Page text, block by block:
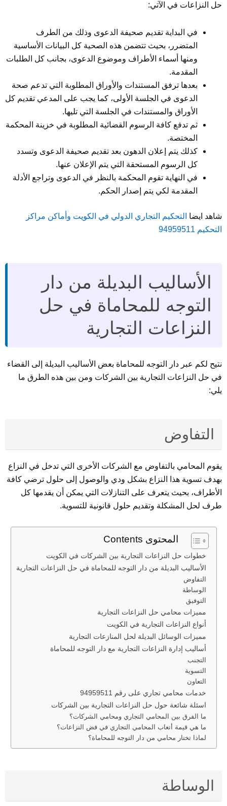
حل النزاعات في الآتي:
في البداية تقديم صحيفة الدعوى وذلك من الطرف
المتضرر، بحيث تتضمن هذه الصحية كل البيانات الأساسية
ومنها أسماء الأطراف وموضوع الدعوى، بجانب كل الطلبات
المقدمة.
بعدها ترفق المستندات والأوراق المطلوبة التي تدعم صحة
الدعوى في الجلسة الأولى، كما يجب على المدعي تقديم كل
الأوراق والمستندات في الجلسة التي تليها.
ثم تدفع كافة الرسوم القضائية المطلوبة في خزينة المحكمة
المختصة.
كذلك يتم إعلان الدهون بعد تقديم صحيفة الدعوى وتسدد
كل الرسوم المستحقة التي يتم الإعلان عنها.
في النهاية تقوم المحكمة بالنظر في الدعوى وتراجع الأدلة
المقدمة لكي يتم إصدار الحكم.
شاهد ايضا التحكيم التجاري الدولي في الكويت وأماكن مراكز
التحكيم 94959511
الأساليب البديلة من دار
التوجه للمحاماة في حل
النزاعات التجارية
نتيح لكم عبر دار التوجه للمحاماة بعض الأساليب البديلة إلى القضاء
في حل النزاعات التجارية بين الشركات ومن بين هذه الطرق ما
يلي:
التفاوض
يقوم المحامي بالتفاوض مع الشركات الأخرى التي تدخل في النزاع
بهدف تسوية هذا النزاع بشكل ودي والوصول إلى حلول ترضي كافة
الأطراف، بحيث يتعرف على التنازلات التي يمكن أن يقدمها كل
طرف لحل المشكلة وتقديم حلول قانونية للتسوية.
المحتوى Contents
خطوات حل النزاعات التجارية بين الشركات في الكويت
الأساليب البديلة من دار التوجه للمحاماة في حل النزاعات التجارية
التفاوض
الوساطة
التوفيق
مميزات محامي حل النزاعات التجارية
أنواع النزاعات التجارية في الكويت
مميزات الوسائل البديلة لحل المنازعات التجارية
أساليب إدارة النزاعات التجارية مع دار التوجه للمحاماة
التجنب
التسوية
التعاون
خدمات محامي تجاري على رقم 94959511
اسئلة شائعة حول حل النزاعات التجارية بين الشركات
ما الفرق بين المحامي التجاري ومحامي الشركات؟
ما هي قيمة أتعاب المحامي التجاري في فض النزاعات؟
لماذا تختار محامي من دار التوجه للمحاماة؟
الوساطة